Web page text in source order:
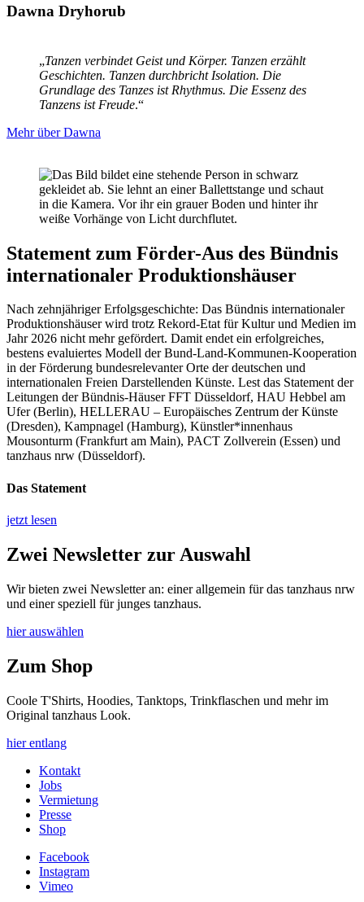
Dawna Dryhorub
„Tanzen verbindet Geist und Körper. Tanzen erzählt
Geschichten. Tanzen durchbricht Isolation. Die
Grundlage des Tanzes ist Rhythmus. Die Essenz des
Tanzens ist Freude.“
Mehr über Dawna
Statement zum Förder-Aus des Bündnis
internationaler Produktionshäuser
Nach zehnjähriger Erfolgsgeschichte: Das Bündnis internationaler
Produktionshäuser wird trotz Rekord-Etat für Kultur und Medien im
Jahr 2026 nicht mehr gefördert. Damit endet ein erfolgreiches,
bestens evaluiertes Modell der Bund-Land-Kommunen-Kooperation
in der Förderung bundesrelevanter Orte der deutschen und
internationalen Freien Darstellenden Künste. Lest das Statement der
Leitungen der Bündnis-Häuser FFT Düsseldorf, HAU Hebbel am
Ufer (Berlin), HELLERAU – Europäisches Zentrum der Künste
(Dresden), Kampnagel (Hamburg), Künstler*innenhaus
Mousonturm (Frankfurt am Main), PACT Zollverein (Essen) und
tanzhaus nrw (Düsseldorf).
Das Statement
jetzt lesen
Zwei Newsletter zur Auswahl
Wir bieten zwei Newsletter an: einer allgemein für das tanzhaus nrw
und einer speziell für junges tanzhaus.
hier auswählen
Zum Shop
Coole T'Shirts, Hoodies, Tanktops, Trinkflaschen und mehr im
Original tanzhaus Look.
hier entlang
Kontakt
Jobs
Vermietung
Presse
Shop
Facebook
Instagram
Vimeo